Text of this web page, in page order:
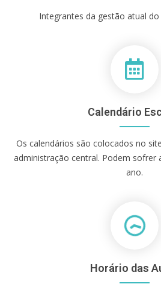
Integrantes da gestão atual
Calendário
Os calendários são colocados no
administração central. Podem sofrer
ano.
Horário das